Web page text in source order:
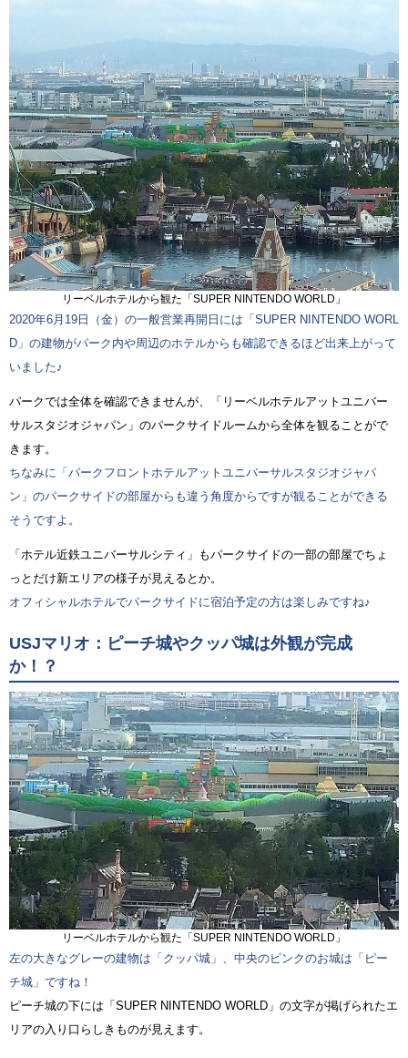
リーベルホテルから観た「SUPER NINTENDO WORLD」
2020年6月19日（金）の一般営業再開日には「SUPER NINTENDO WORL
D」の建物がパーク内や周辺のホテルからも確認できるほど出来上がって
いました♪
パークでは全体を確認できませんが、「リーベルホテルアットユニバー
サルスタジオジャパン」のパークサイドルームから全体を観ることがで
きます。
ちなみに「パークフロントホテルアットユニバーサルスタジオジャパ
ン」のパークサイドの部屋からも違う角度からですが観ることができる
そうですよ。
「ホテル近鉄ユニバーサルシティ」もパークサイドの一部の部屋でちょ
っとだけ新エリアの様子が見えるとか。
オフィシャルホテルでパークサイドに宿泊予定の方は楽しみですね♪
USJマリオ：ピーチ城やクッパ城は外観が完成
か！？
リーベルホテルから観た「SUPER NINTENDO WORLD」
左の大きなグレーの建物は「クッパ城」、中央のピンクのお城は「ピー
チ城」ですね！
ピーチ城の下には「SUPER NINTENDO WORLD」の文字が掲げられたエ
リアの入り口らしきものが見えます。